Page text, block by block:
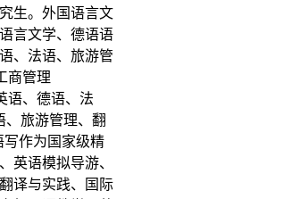
生。外国语言文
言文学、德语语
、法语、旅游管
商管理
语、德语、法
、旅游管理、翻
作为国家级精
英语模拟导游、
译与实践、国际